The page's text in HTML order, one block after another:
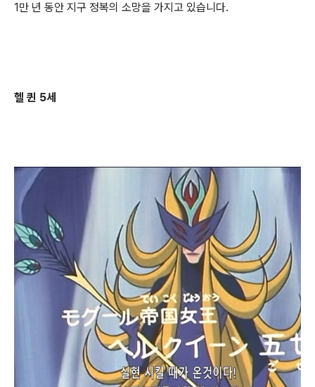
1만 년 동안 지구 정복의 소망을 가지고 있습니다.
헬 퀸 5세